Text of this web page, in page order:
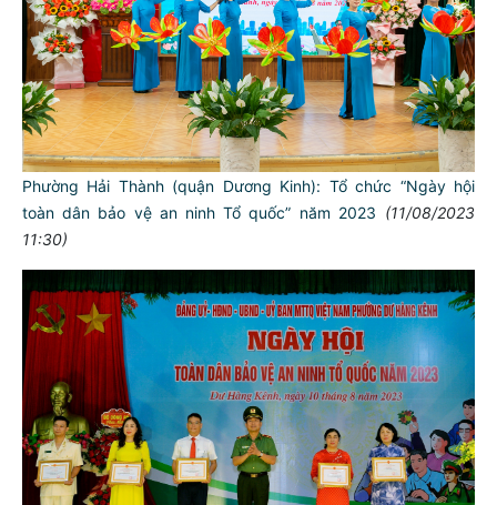
Phường Hải Thành (quận Dương Kinh): Tổ chức “Ngày hội
toàn dân bảo vệ an ninh Tổ quốc” năm 2023 (11/08/2023
11:30)